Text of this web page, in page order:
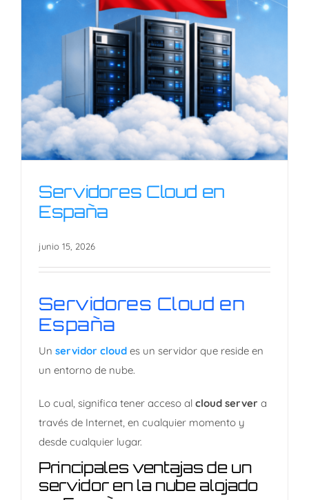
España
Servidores Cloud en
España
junio 15, 2026
Servidores Cloud en
España
Un servidor cloud es un servidor que reside en
un entorno de nube.
Lo cual, significa tener acceso al cloud server a
través de Internet, en cualquier momento y
desde cualquier lugar.
Principales ventajas de un
servidor en la nube alojado